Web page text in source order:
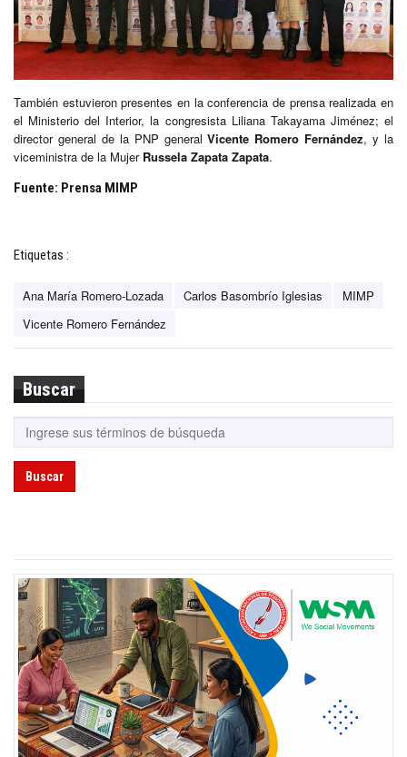
También estuvieron presentes en la conferencia de prensa realizada en
el Ministerio del Interior, la congresista Liliana Takayama Jiménez; el
director general de la PNP generalVicente Romero Fernández, y la
viceministra de la Mujer Russela Zapata Zapata.
Fuente: Prensa MIMP
Etiquetas :
Ana María Romero-Lozada Carlos Basombrío Iglesias
MIMP
Vicente Romero Fernández
Buscar
Buscar